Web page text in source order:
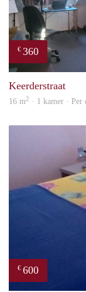
€ 360
Keerderstraat
16 m2 · 1 kamer ·
€ 600